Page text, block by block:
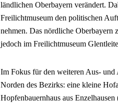
ländlichen Oberbayern verändert.
Freilichtmuseum den politischen
nehmen. Das nördliche Oberbayern
jedoch im Freilichtmuseum
Im Fokus für den weiteren Aus- und
Norden des Bezirks: eine kleine
Hopfenbauernhaus aus